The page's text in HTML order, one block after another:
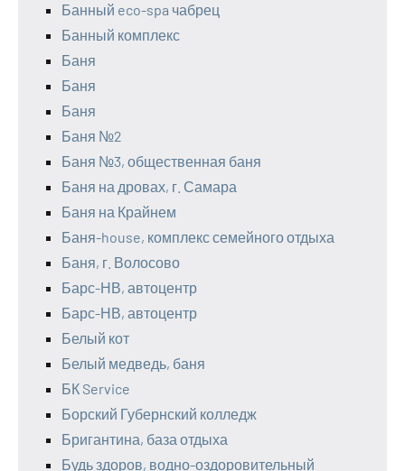
Банный eco-spa чабрец
Банный комплекс
Баня
Баня
Баня
Баня №2
Баня №3, общественная баня
Баня на дровах, г. Самара
Баня на Крайнем
Баня-house, комплекс семейного отдыха
Баня, г. Волосово
Барс-НВ, автоцентр
Барс-НВ, автоцентр
Белый кот
Белый медведь, баня
БК Service
Борский Губернский колледж
Бригантина, база отдыха
Будь здоров, водно-оздоровительный